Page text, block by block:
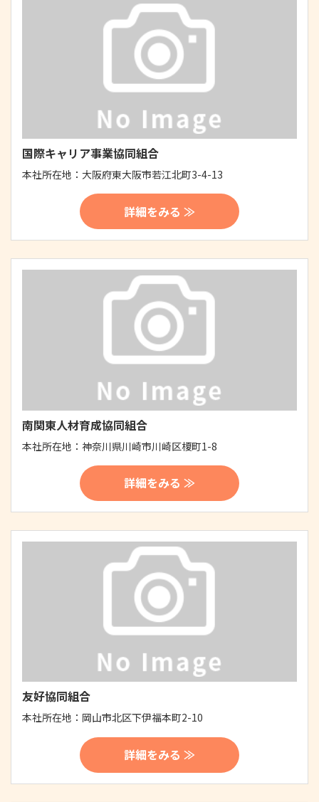
国際キャリア事業協同組合
本社所在地： 大阪府東大阪市若江北町3-4-13
詳細をみる ≫
南関東人材育成協同組合
本社所在地： 神奈川県川崎市川崎区榎町1-8
詳細をみる ≫
友好協同組合
本社所在地： 岡山市北区下伊福本町2-10
詳細をみる ≫